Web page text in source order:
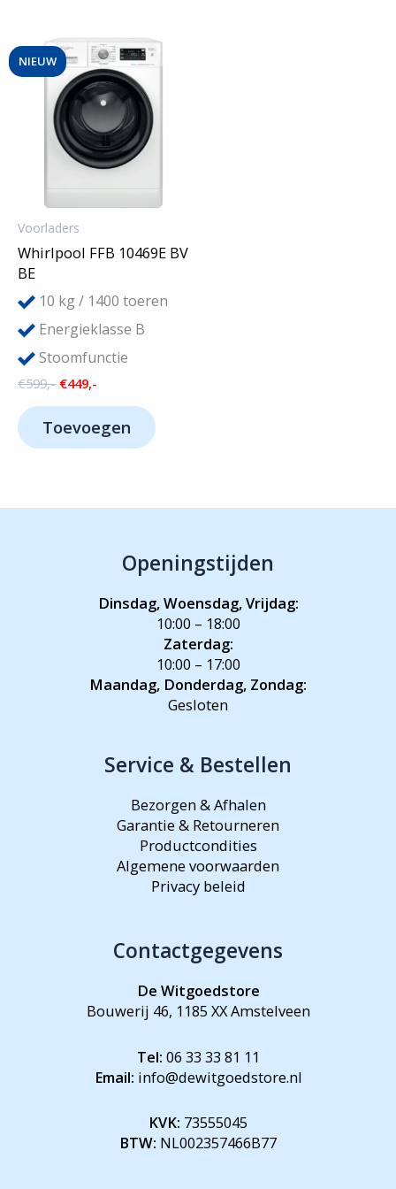
NIEUW
Voorladers
Whirlpool FFB 10469E BV
BE
10 kg / 1400 toeren
Energieklasse B
Stoomfunctie
€599,- Oorspronkelijke
€599,-.
€449,-
€449,-.
Toevoegen
Openingstijden
Dinsdag, Woensdag, Vrijdag:
10:00 – 18:00
Zaterdag:
10:00 – 17:00
Maandag, Donderdag, Zondag:
Gesloten
Service & Bestellen
Bezorgen & Afhalen
Garantie & Retourneren
Productcondities
Algemene voorwaarden
Privacy beleid
Contactgegevens
De Witgoedstore
Bouwerij 46, 1185 XX Amstelveen
Tel: 06 33 33 81 11
Email: info@dewitgoedstore.nl
KVK: 73555045
BTW: NL002357466B77